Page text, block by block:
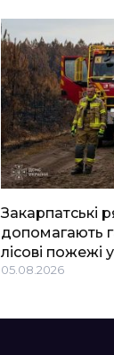
Закарпатські
допомагають
лісові пожежі
05.08.2026